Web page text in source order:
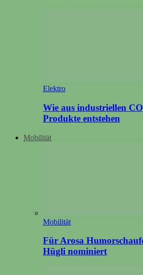
Elektro
Wie aus industriellen
Produkte entstehen
Mobilität
Mobilität
Für Arosa
Hügli nominiert